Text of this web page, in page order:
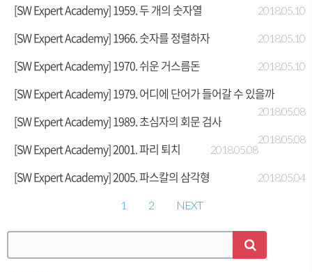
[SW Expert Academy] 1959. 두 개의 숫자열 2018.05.10
[SW Expert Academy] 1966. 숫자를 정렬하자 2018.05.10
[SW Expert Academy] 1970. 쉬운 거스름돈 2018.05.10
[SW Expert Academy] 1979. 어디에 단어가 들어갈 수 있을까
2018.05.08
[SW Expert Academy] 1989. 초심자의 회문 검사
2018.05.08
[SW Expert Academy] 2001. 파리 퇴치 2018.05.08
[SW Expert Academy] 2005. 파스칼의 삼각형 2018.05.04
1 2 NEXT